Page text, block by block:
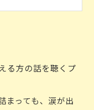
る方の話を聴くプ
まっても、涙が出